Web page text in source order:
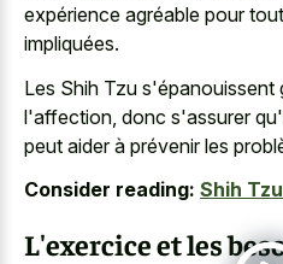
expérience agréable pour
impliquées.
Les Shih Tzu
l'affection, donc s'assurer
peut aider à prévenir les
Consider reading: Shih
L'exercice et les